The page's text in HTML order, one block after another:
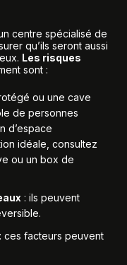
centre spécialisé de
qu’ils seront aussi
Les risques
sont :
ou une cave
de personnes
d’espace
idéale, consultez
ou un box de
: ils peuvent
: ces facteurs peuvent